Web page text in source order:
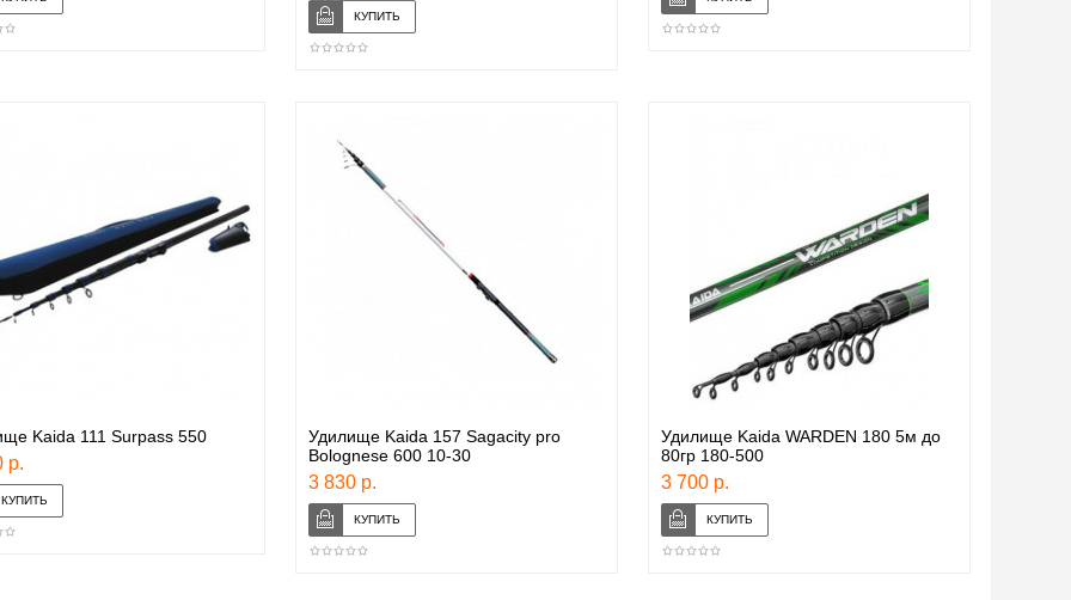
Kaida 111 Surpass 550
р.
Удилище Kaida 157 Sagacity pro
Bolognese 600 10-30
3 830 р.
Удилище Kaida WARDEN 180 5м до
80гр 180-500
3 700 р.